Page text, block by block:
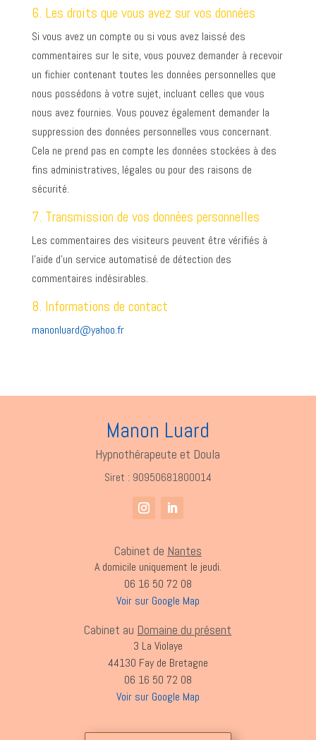
6. Les droits que vous avez sur vos données
Si vous avez un compte ou si vous avez laissé des
commentaires sur le site, vous pouvez demander à recevoir
un fichier contenant toutes les données personnelles que
nous possédons à votre sujet, incluant celles que vous
nous avez fournies. Vous pouvez également demander la
suppression des données personnelles vous concernant.
Cela ne prend pas en compte les données stockées à des
fins administratives, légales ou pour des raisons de
sécurité.
7. Transmission de vos données personnelles
Les commentaires des visiteurs peuvent être vérifiés à
l’aide d’un service automatisé de détection des
commentaires indésirables.
8. Informations de contact
manonluard@yahoo.fr
Manon Luard
Hypnothérapeute et Doula
Siret : 90950681800014
Cabinet de Nantes
A domicile uniquement le jeudi.
06 16 50 72 08
Voir sur Google Map
Cabinet au Domaine du présent
3 La Violaye
44130 Fay de Bretagne
06 16 50 72 08
Voir sur Google Map